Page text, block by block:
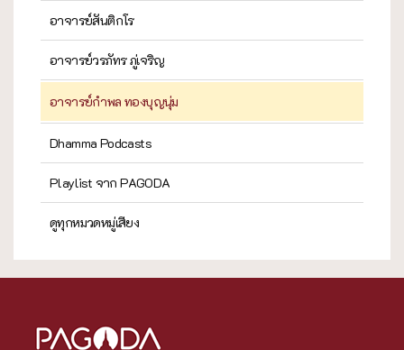
อาจารย์สันติกโร
อาจารย์วรภัทร ภู่เจริญ
อาจารย์กำพล ทองบุญนุ่ม
Dhamma Podcasts
Playlist จาก PAGODA
ดูทุกหมวดหมู่เสียง